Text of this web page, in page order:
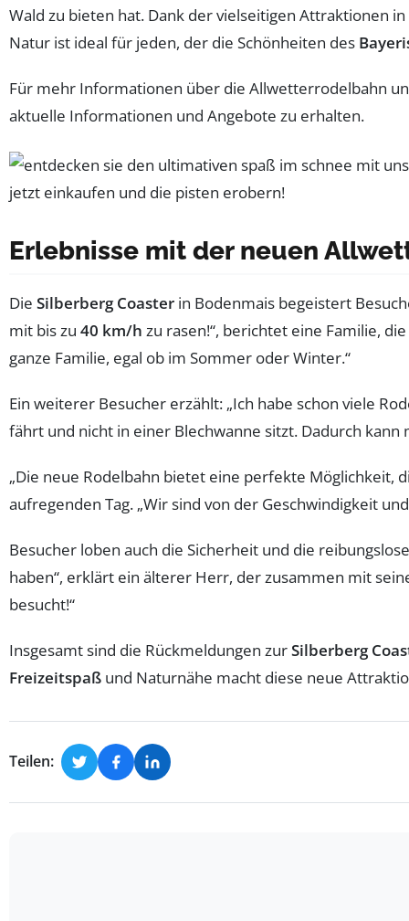
Wald zu bieten hat. Dank der vielseitigen Attraktionen
Natur ist ideal für jeden, der die Schönheiten des
Für mehr Informationen über die Allwetterrodelbahn
aktuelle Informationen und Angebote zu erhalten.
Erlebnisse mit der neuen
Die Silberberg Coaster in Bodenmais begeistert
mit bis zu 40 km/h zu rasen!“, berichtet eine Familie,
ganze Familie, egal ob im Sommer oder Winter.“
Ein weiterer Besucher erzählt: „Ich habe schon viele
fährt und nicht in einer Blechwanne sitzt. Dadurch
„Die neue Rodelbahn bietet eine perfekte Möglichkeit,
aufregenden Tag. „Wir sind von der Geschwindigkeit
Besucher loben auch die Sicherheit und die
haben“, erklärt ein älterer Herr, der zusammen mit
besucht!“
Insgesamt sind die Rückmeldungen zurSilberberg
Freizeitspaß und Naturnähe macht diese neue
Teilen: